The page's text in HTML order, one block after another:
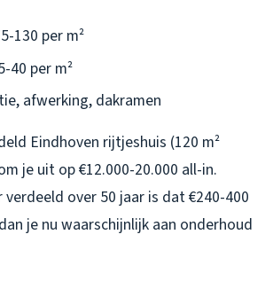
130 per m²
40 per m²
afwerking, dakramen
Eindhoven rijtjeshuis (120 m²
je uit op €12.000-20.000 all-in.
verdeeld over 50 jaar is dat €240-400
je nu waarschijnlijk aan onderhoud